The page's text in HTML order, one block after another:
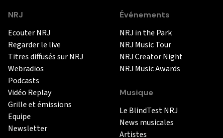
NRJ
Ecouter NRJ
Regarder le live
Titres diffusés sur NRJ
Webradios
Podcasts
Vidéo Replay
Grille et émissions
Equipe
Newsletter
Événements
NRJ in the Park
NRJ Music Tour
NRJ Creator Night
NRJ Music Awards
Musique
Le BlindTest NRJ
News musicales
Artistes